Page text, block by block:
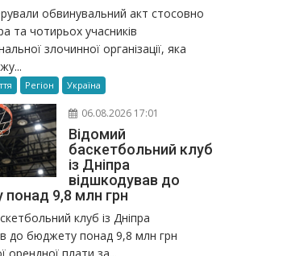
обвинувальний акт стосовно
та чотирьох учасників
злочинної організації, яка
Регіон Україна
06.08.2026 17:01
Відомий
баскетбольний клуб
із Дніпра
відшкодував до
9,8 млн грн
клуб із Дніпра
до бюджету понад 9,8 млн грн